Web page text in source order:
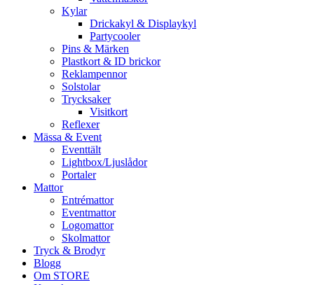
Kylar
Drickakyl & Displaykyl
Partycooler
Pins & Märken
Plastkort & ID brickor
Reklampennor
Solstolar
Trycksaker
Visitkort
Reflexer
Mässa & Event
Eventtält
Lightbox/Ljuslådor
Portaler
Mattor
Entrémattor
Eventmattor
Logomattor
Skolmattor
Tryck & Brodyr
Blogg
Om STORE